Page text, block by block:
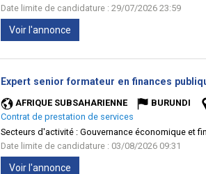
Date limite de candidature : 29/07/2026 23:59
Voir l'annonce
Expert senior formateur en finances
AFRIQUE SUBSAHARIENNE BURUNDI
Contrat de prestation de services
Secteurs d'activité : Gouvernance économique et
Date limite de candidature : 03/08/2026 09:31
Voir l'annonce